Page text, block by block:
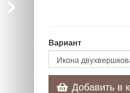
Вариант
Добавить в